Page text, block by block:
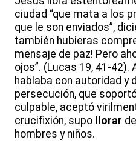
ciudad “que mata a los
que le son enviados”,
también hubieras
mensaje de paz! Pero
ojos”. (Lucas 19, 41-42).
hablaba con autoridad y
persecución, que
culpable, aceptó
crucifixión, supo
llorar
hombres y niños.